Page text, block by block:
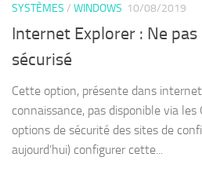
SYSTÈMES / WINDOWS 10/08/2019
Internet Explorer : Ne
sécurisé
Cette option, présente dans
connaissance, pas disponible via les
options de sécurité des sites de
aujourd’hui) configurer cette...